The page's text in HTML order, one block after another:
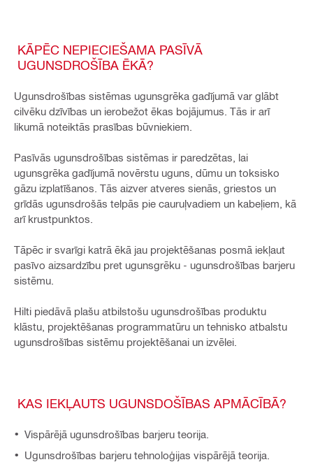
KĀPĒC NEPIECIEŠAMA PASĪVĀ
UGUNSDROŠĪBA ĒKĀ?
Ugunsdrošības sistēmas ugunsgrēka gadījumā var glābt
cilvēku dzīvības un ierobežot ēkas bojājumus. Tās ir arī
likumā noteiktās prasības būvniekiem.
Pasīvās ugunsdrošības sistēmas ir paredzētas, lai
ugunsgrēka gadījumā novērstu uguns, dūmu un toksisko
gāzu izplatīšanos. Tās aizver atveres sienās, griestos un
grīdās ugunsdrošās telpās pie cauruļvadiem un kabeļiem, kā
arī krustpunktos.
Tāpēc ir svarīgi katrā ēkā jau projektēšanas posmā iekļaut
pasīvo aizsardzību pret ugunsgrēku - ugunsdrošības barjeru
sistēmu.
Hilti piedāvā plašu atbilstošu ugunsdrošības produktu
klāstu, projektēšanas programmatūru un tehnisko atbalstu
ugunsdrošības sistēmu projektēšanai un izvēlei.
KAS IEKĻAUTS UGUNSDOŠĪBAS APMĀCĪBĀ?
Vispārējā ugunsdrošības barjeru teorija.
Ugunsdrošības barjeru tehnoloģijas vispārējā teorija.